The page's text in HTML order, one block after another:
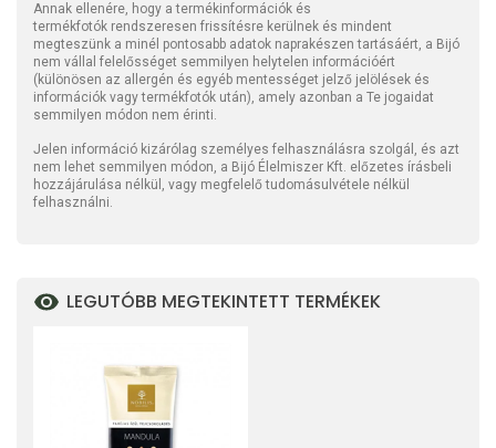
Annak ellenére, hogy a termékinformációk és
termékfotók rendszeresen frissítésre kerülnek és mindent
megteszünk a minél pontosabb adatok naprakészen tartásáért, a Bijó
nem vállal felelősséget semmilyen helytelen információért
(különösen az allergén és egyéb mentességet jelző jelölések és
információk vagy termékfotók után), amely azonban a Te jogaidat
semmilyen módon nem érinti.
Jelen információ kizárólag személyes felhasználásra szolgál, és azt
nem lehet semmilyen módon, a Bijó Élelmiszer Kft. előzetes írásbeli
hozzájárulása nélkül, vagy megfelelő tudomásulvétele nélkül
felhasználni.
LEGUTÓBB MEGTEKINTETT TERMÉKEK